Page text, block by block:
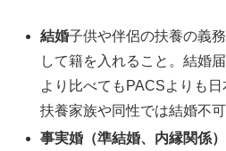
結婚子供や伴侶の扶養の義
して籍を入れること。結婚
より比べてもPACSよりも日
扶養家族や同性では結婚不可
事実婚（準結婚、内縁関係）